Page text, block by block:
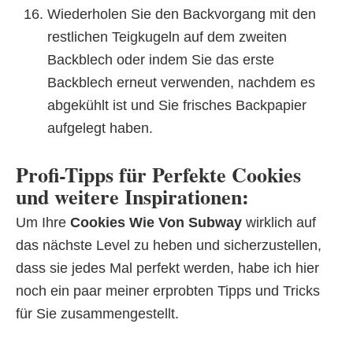
Wiederholen Sie den Backvorgang mit den
restlichen Teigkugeln auf dem zweiten
Backblech oder indem Sie das erste
Backblech erneut verwenden, nachdem es
abgekühlt ist und Sie frisches Backpapier
aufgelegt haben.
Profi-Tipps für Perfekte Cookies
und weitere Inspirationen:
Um Ihre Cookies Wie Von Subway wirklich auf
das nächste Level zu heben und sicherzustellen,
dass sie jedes Mal perfekt werden, habe ich hier
noch ein paar meiner erprobten Tipps und Tricks
für Sie zusammengestellt.